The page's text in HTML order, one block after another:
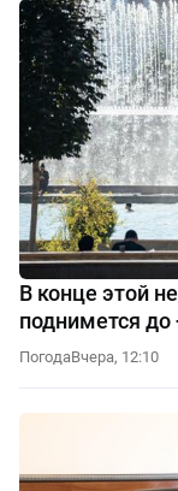
В конце этой
поднимется до
ПогодаВчера, 12:10